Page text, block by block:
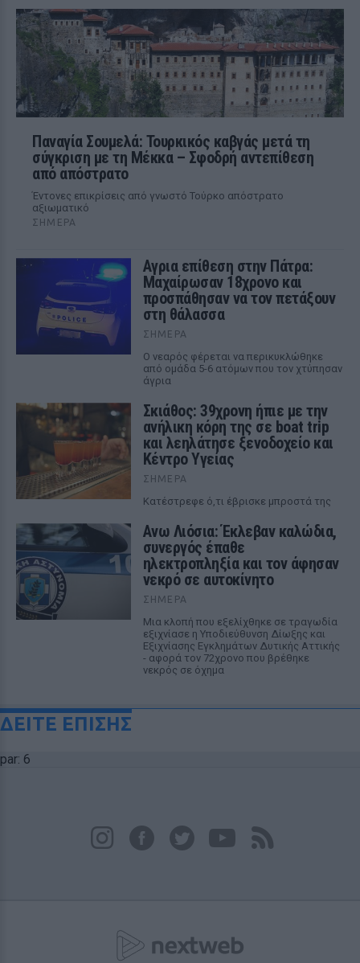
Παναγία Σουμελά: Τουρκικός καβγάς μετά τη
σύγκριση με τη Μέκκα – Σφοδρή αντεπίθεση
από απόστρατο
Έντονες επικρίσεις από γνωστό Τούρκο απόστρατο
αξιωματικό
ΣΉΜΕΡΑ
Αγρια επίθεση στην Πάτρα:
Μαχαίρωσαν 18χρονο και
προσπάθησαν να τον πετάξουν
στη θάλασσα
ΣΉΜΕΡΑ
Ο νεαρός φέρεται να περικυκλώθηκε
από ομάδα 5-6 ατόμων που τον χτύπησαν
άγρια
Σκιάθος: 39χρονη ήπιε με την
ανήλικη κόρη της σε boat trip
και λεηλάτησε ξενοδοχείο και
Κέντρο Υγείας
ΣΉΜΕΡΑ
Κατέστρεφε ό,τι έβρισκε μπροστά της
Ανω Λιόσια: Έκλεβαν καλώδια,
συνεργός έπαθε
ηλεκτροπληξία και τον άφησαν
νεκρό σε αυτοκίνητο
ΣΉΜΕΡΑ
Μια κλοπή που εξελίχθηκε σε τραγωδία
εξιχνίασε η Υποδιεύθυνση Δίωξης και
Εξιχνίασης Εγκλημάτων Δυτικής Αττικής
- αφορά τον 72χρονο που βρέθηκε
νεκρός σε όχημα
ΔΕΙΤΕ ΕΠΙΣΗΣ
par: 6